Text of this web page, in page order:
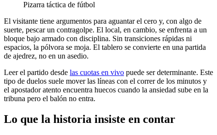
Pizarra táctica de fútbol
El visitante tiene argumentos para aguantar el cero y, con algo de
suerte, pescar un contragolpe. El local, en cambio, se enfrenta a un
bloque bajo armado con disciplina. Sin transiciones rápidas ni
espacios, la pólvora se moja. El tablero se convierte en una partida
de ajedrez, no en un asedio.
Leer el partido desde las cuotas en vivo puede ser determinante. Este
tipo de duelos suele mover las líneas con el correr de los minutos y
el apostador atento encuentra huecos cuando la ansiedad sube en la
tribuna pero el balón no entra.
Lo que la historia insiste en contar